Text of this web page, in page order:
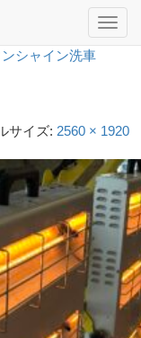
シャイン洗車
サイズ: 2560 × 1920